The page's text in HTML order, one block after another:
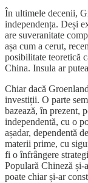
În ultimele decenii,
independența. Deși
are suveranitate
așa cum a cerut,
posibilitate teoretică
China. Insula ar
Chiar dacă
investiții. O parte
bazează, în prezent,
independentă, cu o
așadar, dependentă
materii prime, cu
fi o înfrângere
Populară Chineză și-
poate chiar și-ar